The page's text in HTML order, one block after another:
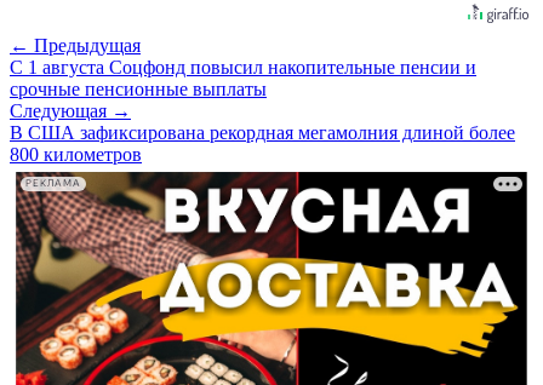
← Предыдущая
С 1 августа Соцфонд повысил накопительные пенсии и
срочные пенсионные выплаты
Следующая →
В США зафиксирована рекордная мегамолния длиной более
800 километров
РЕКЛАМА